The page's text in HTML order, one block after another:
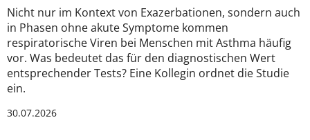
Nicht nur im Kontext von Exazerbationen, sondern auch
in Phasen ohne akute Symptome kommen
respiratorische Viren bei Menschen mit Asthma häufig
vor. Was bedeutet das für den diagnostischen Wert
entsprechender Tests? Eine Kollegin ordnet die Studie
ein.
30.07.2026